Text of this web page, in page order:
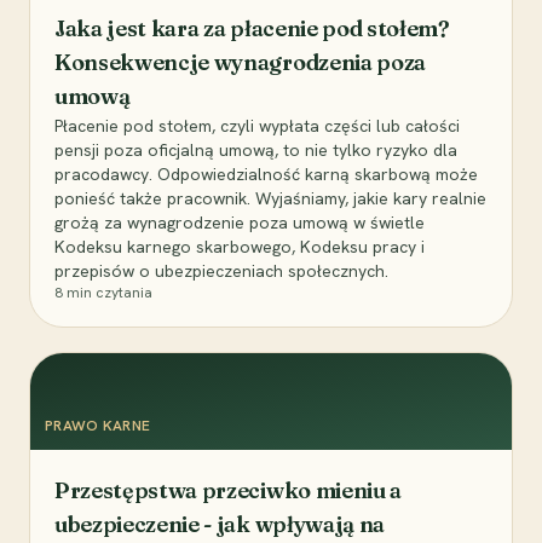
Jaka jest kara za płacenie pod stołem?
Konsekwencje wynagrodzenia poza
umową
Płacenie pod stołem, czyli wypłata części lub całości
pensji poza oficjalną umową, to nie tylko ryzyko dla
pracodawcy. Odpowiedzialność karną skarbową może
ponieść także pracownik. Wyjaśniamy, jakie kary realnie
grożą za wynagrodzenie poza umową w świetle
Kodeksu karnego skarbowego, Kodeksu pracy i
przepisów o ubezpieczeniach społecznych.
8 min czytania
PRAWO KARNE
Przestępstwa przeciwko mieniu a
ubezpieczenie - jak wpływają na